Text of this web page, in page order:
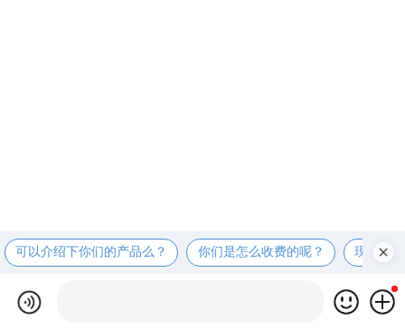
可以介绍下你们的产品么？ 你们是怎么收费的呢？ 现在有